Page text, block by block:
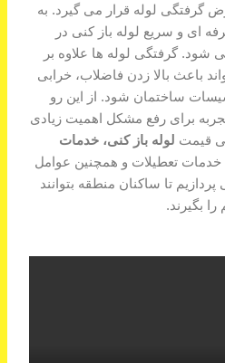
گرفتگی لوله قرار می گیرد. به
ای و سریع لوله باز کنی در
گرفتگی لوله ها علاوه بر
باعث بالا زدن فاضلاب، خرابی
ساختمان شود. از این رو
برای رفع مشکل اهمیت زیادی
قیمت لوله باز کنی، خدمات
خدمات تعطیلات و همچنین عوامل
تا ساکنان منطقه بتوانند
بگیرند.